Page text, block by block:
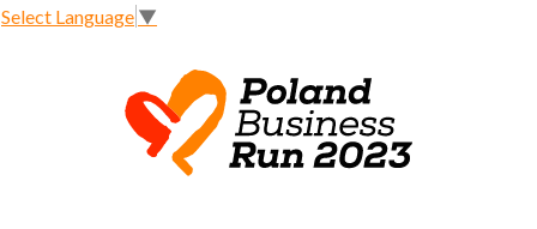
Select Language ▼